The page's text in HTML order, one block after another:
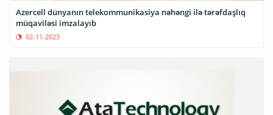
Azercell dünyanın telekommunikasiya nəhəngi ilə tərəfdaşlıq
müqaviləsi imzalayıb
02-11-2023